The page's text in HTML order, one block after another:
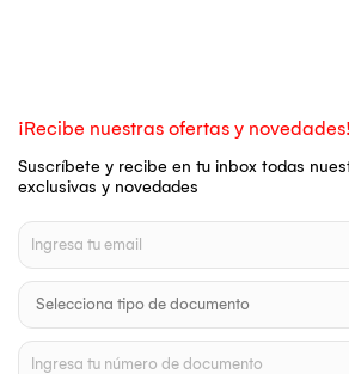
¡Recibe nuestras ofertas y novedades!
Suscríbete y recibe en tu inbox todas
exclusivas y novedades